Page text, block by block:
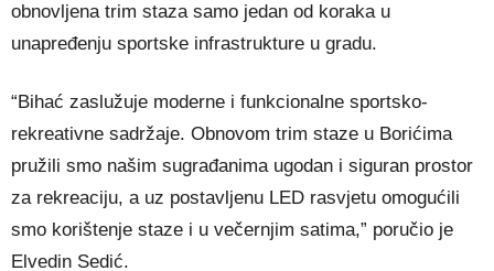
obnovljena trim staza samo jedan od koraka u
unapređenju sportske infrastrukture u gradu.
“Bihać zaslužuje moderne i funkcionalne sportsko-
rekreativne sadržaje. Obnovom trim staze u Borićima
pružili smo našim sugrađanima ugodan i siguran prostor
za rekreaciju, a uz postavljenu LED rasvjetu omogućili
smo korištenje staze i u večernjim satima,” poručio je
Elvedin Sedić.